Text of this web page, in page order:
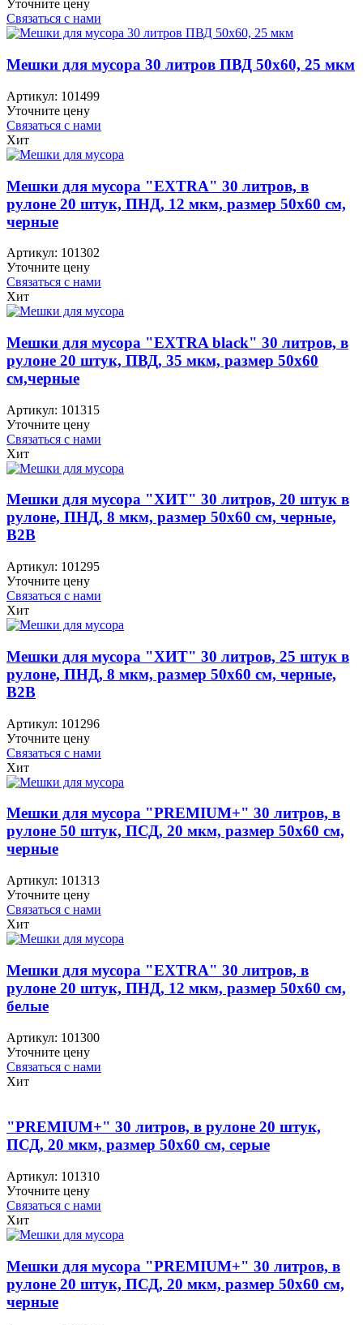
Уточните цену
Связаться с нами
Мешки для мусора 30 литров ПВД 50х60, 25 мкм
Артикул: 101499
Уточните цену
Связаться с нами
Хит
Мешки для мусора "EXTRA" 30 литров, в
рулоне 20 штук, ПНД, 12 мкм, размер 50х60 см,
черные
Артикул: 101302
Уточните цену
Связаться с нами
Хит
Мешки для мусора "EXTRA black" 30 литров, в
рулоне 20 штук, ПВД, 35 мкм, размер 50х60
см,черные
Артикул: 101315
Уточните цену
Связаться с нами
Хит
Мешки для мусора "ХИТ" 30 литров, 20 штук в
рулоне, ПНД, 8 мкм, размер 50х60 см, черные,
B2B
Артикул: 101295
Уточните цену
Связаться с нами
Хит
Мешки для мусора "ХИТ" 30 литров, 25 штук в
рулоне, ПНД, 8 мкм, размер 50х60 см, черные,
B2B
Артикул: 101296
Уточните цену
Связаться с нами
Хит
Мешки для мусора "PREMIUM+" 30 литров, в
рулоне 50 штук, ПСД, 20 мкм, размер 50х60 см,
черные
Артикул: 101313
Уточните цену
Связаться с нами
Хит
Мешки для мусора "EXTRA" 30 литров, в
рулоне 20 штук, ПНД, 12 мкм, размер 50х60 см,
белые
Артикул: 101300
Уточните цену
Связаться с нами
Хит
"PREMIUM+" 30 литров, в рулоне 20 штук,
ПСД, 20 мкм, размер 50х60 см, серые
Артикул: 101310
Уточните цену
Связаться с нами
Хит
Мешки для мусора "PREMIUM+" 30 литров, в
рулоне 20 штук, ПСД, 20 мкм, размер 50х60 см,
черные